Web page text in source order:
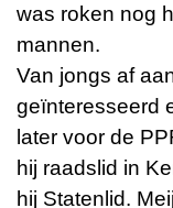
was roken nog
mannen.
Van jongs af
geïnteresseerd
later voor de
hij raadslid in
hij Statenlid.